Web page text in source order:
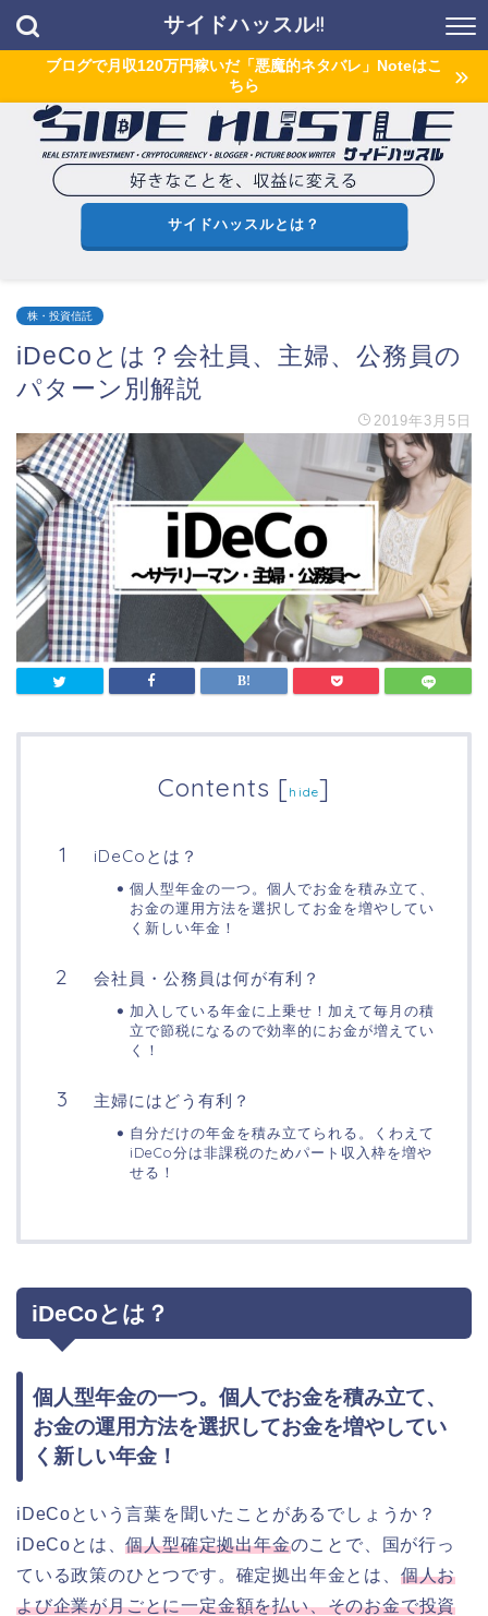
サイドハッスル!!
ブログで月収120万円稼いだ「悪魔的ネタバレ」Noteはこ
ちら
サイドハッスルとは？
株・投資信託
iDeCoとは？会社員、主婦、公務員の
パターン別解説
2019年3月5日
Contents [hide]
iDeCoとは？
個人型年金の一つ。個人でお金を積み立て、
お金の運用方法を選択してお金を増やしてい
く新しい年金！
会社員・公務員は何が有利？
加入している年金に上乗せ！加えて毎月の積
立で節税になるので効率的にお金が増えてい
く！
主婦にはどう有利？
自分だけの年金を積み立てられる。くわえて
iDeCo分は非課税のためパート収入枠を増や
せる！
iDeCoとは？
個人型年金の一つ。個人でお金を積み立て、
お金の運用方法を選択してお金を増やしてい
く新しい年金！
iDeCoという言葉を聞いたことがあるでしょうか？
iDeCoとは、個人型確定拠出年金のことで、国が行っ
ている政策のひとつです。確定拠出年金とは、 個人お
よび企業が月ごとに一定金額を払い、そのお金で投資